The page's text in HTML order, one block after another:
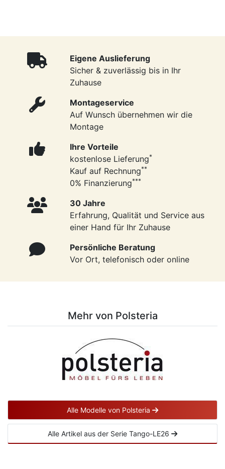
Eigene Auslieferung
Sicher & zuverlässig bis in Ihr
Zuhause
Montageservice
Auf Wunsch übernehmen wir die
Montage
Ihre Vorteile
kostenlose Lieferung*
Kauf auf Rechnung**
0% Finanzierung***
30 Jahre
Erfahrung, Qualität und Service aus
einer Hand für Ihr Zuhause
Persönliche Beratung
Vor Ort, telefonisch oder online
Mehr von Polsteria
Alle Modelle von Polsteria
Alle Artikel aus der Serie Tango-LE26